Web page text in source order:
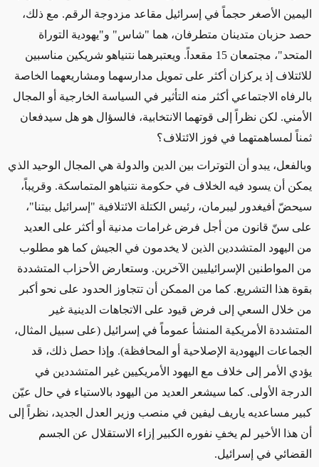
اليمين الأصغر حجماً في إسرائيل مقاعد مزدوجة الرقم. مع ذلك،
حصد حزبان متدينان متطرفان، هما "شاس" و"يهودية التوراة
المتحد"، مجتمعان 15 مقعداً. ويعتبرهما نتنياهو شريكين مناسبين
للائتلاف إذ يركزان أكثر على تمويل مدارسهما ومشاريعهما الخاصة
بالرفاه الاجتماعي أكثر منه التأثير في السياسة الخارجية أو المجال
الأمني. لكن نظراً إلى قوتهما الانتخابية، فالسؤال هو هل سيدفعان
ثمناً لمساهمتهما في فوز الائتلاف؟
وبالفعل، يبدو أن التوترات بين الدين والدولة هي المجال الوحيد الذي
يمكن أن يسود فيه الخلاف في حكومة نتنياهو المتماسكة. وقريباً،
سيحضّ أفيغدور ليبرمان، رئيس الكتلة الائتلافية "إسرائيل بيتنا"،
على سنّ قانون من أجل فرض غرامات مدنية أو أكثر على العديد
من اليهود المتشددين الذين لا يخدمون في الجيش كما هو مطلوب
من المواطنين الإسرائيليين الآخرين. وستعارض الأحزاب المتشددة
بقوة هذا التشريع. كما من الممكن أن تتجاوز الحدود على نحو أكبر
من خلال السعي إلى فرض قيود على الاتجاهات الدينية غير
المتشددة الأمريكية المنشأ عموماً في إسرائيل (على سبيل المثال،
الجماعات اليهودية الإصلاحية أو المحافظة). وإذا حصل ذلك، قد
يؤدي الأمر إلى خلاف مع اليهود الأمريكيين غير المتشددين في
الدرجة الأولى. كما سيشعر العديد من اليهود بالاستياء في حال عيّن
كبير مساعديه ياريف ليفين في منصب وزير العدل الجديد، نظراً إلى
أن هذا الأخير لم يخفِ نفوره الكبير إزاء الاستقلال عن الجسم
القضائي في إسرائيل.